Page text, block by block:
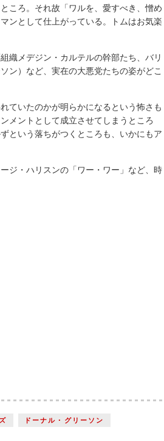
ころ。それ故「ワルを、愛すべき、憎め
ンとして仕上がっている。トムはお気楽
織メデジン・カルテルの幹部たち、バリ
ン）など、実在の大悪党たちの姿がどこ
ていたのかが明らかになるという怖さも
メントとして成立させてしまうところ
という落ちがつくところも、いかにもア
ジ・ハリスンの「ワー・ワー」など、時
ドーナル・グリーソン